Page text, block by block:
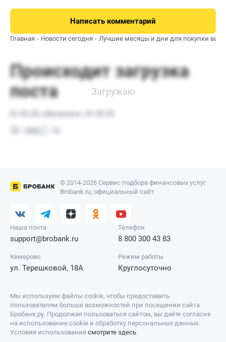
Написать комментарий
Главная Новости сегодня Лучшие месяцы и дни для покупки
© 2014-2026 Сервис подбора финансовых услуг
Brobank.ru, официальный сайт.
Наша почта
support@brobank.ru
Телефон
8 800 300 43 83
Кемерово
ул. Терешковой, 18А
Режим работы
Круглосуточно
Мы используем файлы cookie, чтобы предоставить
пользователям больше возможностей при посещении сайта
Бробанк.ру. Продолжая пользоваться сайтом, вы даёте согласие
на использование cookie и обработку персональных данных.
Условия использования смотрите здесь.